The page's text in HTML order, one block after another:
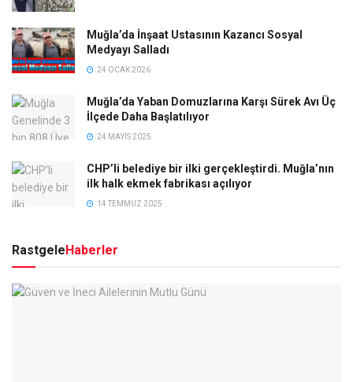
Muğla’da İnşaat Ustasının Kazancı Sosyal
Medyayı Salladı
24 OCAK 2026
Muğla’da Yaban Domuzlarına Karşı Sürek Avı Üç
İlçede Daha Başlatılıyor
24 MAYIS 2025
CHP’li belediye bir ilki gerçekleştirdi. Muğla’nın
ilk halk ekmek fabrikası açılıyor
14 TEMMUZ 2025
Rastgele Haberler